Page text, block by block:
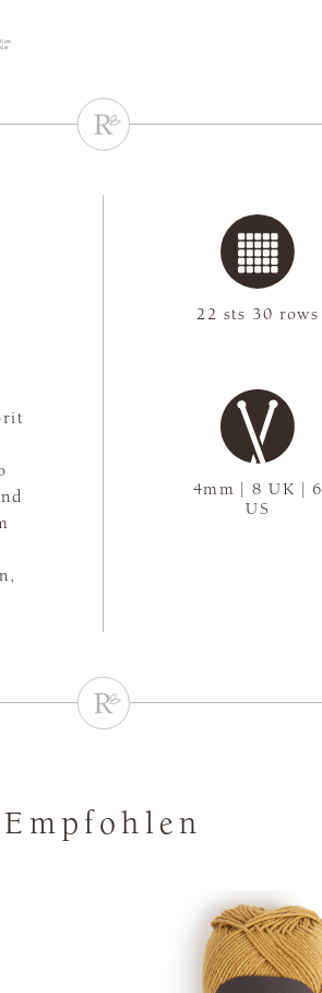
4mm | 8 UK | 6
US
22 sts 30 rows
Empfohlen